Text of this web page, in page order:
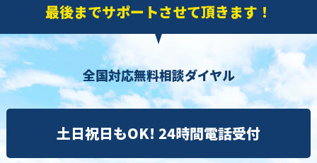
最後までサポートさせて頂きます！
全国対応無料相談ダイヤル
土日祝日もOK! 24時間電話受付